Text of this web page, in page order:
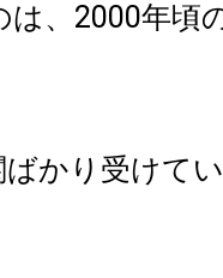
、2000年頃
かり受けて